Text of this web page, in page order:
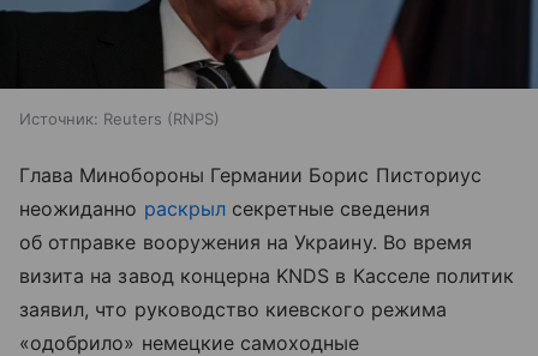
Источник: Reuters (RNPS)
Глава Минобороны Германии Борис Писториус
неожиданно раскрылсекретные сведения
об отправке вооружения на Украину. Во время
визита на завод концерна KNDS в Касселе политик
заявил, что руководство киевского режима
«одобрило» немецкие самоходные